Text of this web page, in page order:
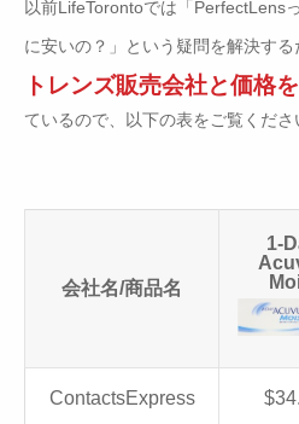
以前LifeTorontoでは「PerfectLens
に安いの？」という疑問を解決する
トレンズ販売会社と価格
ているので、以下の表をご覧くださ
会社名/商品名
1-
ContactsExpress